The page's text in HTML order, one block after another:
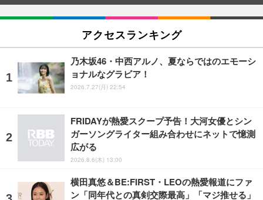
アクセスランキング
乃木坂46・中西アルノ、夏ならではのエモーシ
ョナルなグラビア！
2026.7.27(月) 22:54
FRIDAYが熱愛スクープ予告！大河女優とシン
ガーソングライター組み合わせにネットで憶測
広がる
2026.8.6(木) 13:00
横田真悠＆BE:FIRST・LEOの熱愛報道にファ
ン「同年代との真剣交際最高」「マジ推せる」